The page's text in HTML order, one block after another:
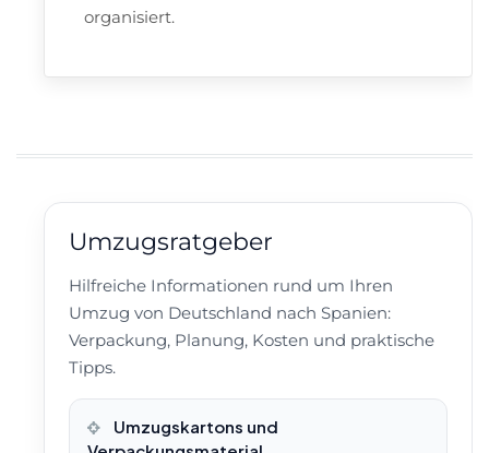
organisiert.
Umzugsratgeber
Hilfreiche Informationen rund um Ihren
Umzug von Deutschland nach Spanien:
Verpackung, Planung, Kosten und praktische
Tipps.
Umzugskartons und